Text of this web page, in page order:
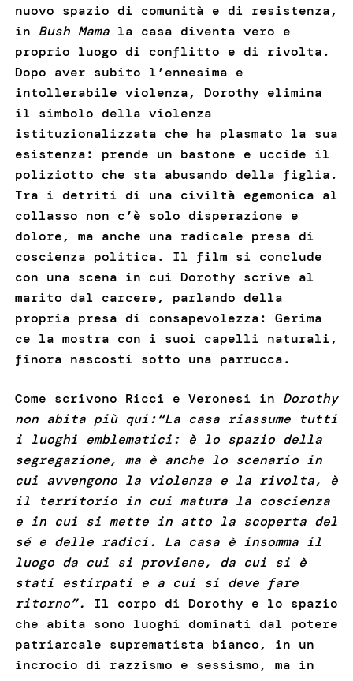
nuovo spazio di comunità e di resistenza,
in Bush Mama la casa diventa vero e
proprio luogo di conflitto e di rivolta.
Dopo aver subito l’ennesima e
intollerabile violenza, Dorothy elimina
il simbolo della violenza
istituzionalizzata che ha plasmato la sua
esistenza: prende un bastone e uccide il
poliziotto che sta abusando della figlia.
Tra i detriti di una civiltà egemonica al
collasso non c’è solo disperazione e
dolore, ma anche una radicale presa di
coscienza politica. Il film si conclude
con una scena in cui Dorothy scrive al
marito dal carcere, parlando della
propria presa di consapevolezza: Gerima
ce la mostra con i suoi capelli naturali,
finora nascosti sotto una parrucca.
Come scrivono Ricci e Veronesi in Dorothy
non abita più qui:“La casa riassume tutti
i luoghi emblematici: è lo spazio della
segregazione, ma è anche lo scenario in
cui avvengono la violenza e la rivolta, è
il territorio in cui matura la coscienza
e in cui si mette in atto la scoperta del
sé e delle radici. La casa è insomma il
luogo da cui si proviene, da cui si è
stati estirpati e a cui si deve fare
ritorno”. Il corpo di Dorothy e lo spazio
che abita sono luoghi dominati dal potere
patriarcale suprematista bianco, in un
incrocio di razzismo e sessismo, ma in